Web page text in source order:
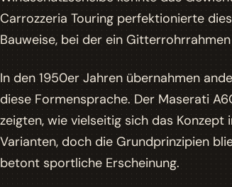
Carrozzeria Touring perfektionierte
Bauweise, bei der ein
In den 1950er Jahren übernahmen
diese Formensprache. Der Maserati
zeigten, wie vielseitig sich das
Varianten, doch die Grundprinzipien
betont sportliche Erscheinung.